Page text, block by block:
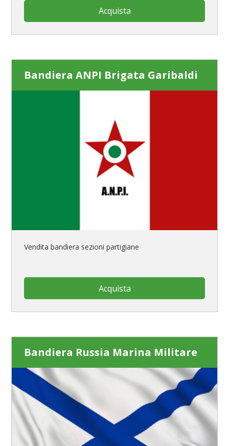
Acquista
Bandiera ANPI Brigata Garibaldi
Vendita bandiera sezioni partigiane
Acquista
Bandiera Russia Marina Militare